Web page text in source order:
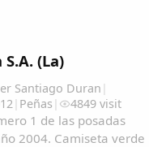
(La)
Santiago Duran |
| Peñas | 4849 visit
1 de las posadas
2004. Camiseta verde